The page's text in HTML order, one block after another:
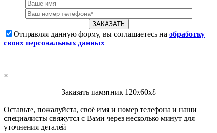
Отправляя данную форму, вы соглашаетесь на обработку
своих персональных данных
×
Заказать памятник 120х60х8
Оставьте, пожалуйста, своё имя и номер телефона и наши
специалисты свяжутся с Вами через несколько минут для
уточнения деталей